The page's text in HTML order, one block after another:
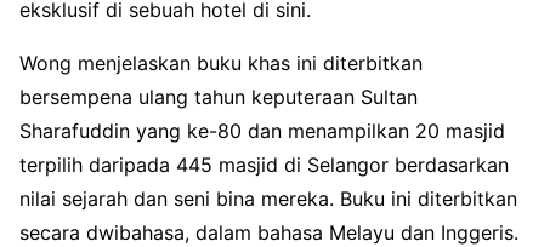
eksklusif di sebuah hotel di sini.
Wong menjelaskan buku khas ini diterbitkan
bersempena ulang tahun keputeraan Sultan
Sharafuddin yang ke-80 dan menampilkan 20 masjid
terpilih daripada 445 masjid di Selangor berdasarkan
nilai sejarah dan seni bina mereka. Buku ini diterbitkan
secara dwibahasa, dalam bahasa Melayu dan Inggeris.